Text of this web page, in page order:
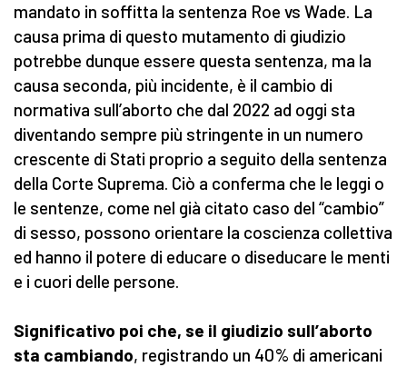
mandato in soffitta la sentenza Roe vs Wade. La
causa prima di questo mutamento di giudizio
potrebbe dunque essere questa sentenza, ma la
causa seconda, più incidente, è il cambio di
normativa sull’aborto che dal 2022 ad oggi sta
diventando sempre più stringente in un numero
crescente di Stati proprio a seguito della sentenza
della Corte Suprema. Ciò a conferma che le leggi o
le sentenze, come nel già citato caso del “cambio”
di sesso, possono orientare la coscienza collettiva
ed hanno il potere di educare o diseducare le menti
e i cuori delle persone.
Significativo poi che, se il giudizio sull’aborto
sta cambiando, registrando un 40% di americani